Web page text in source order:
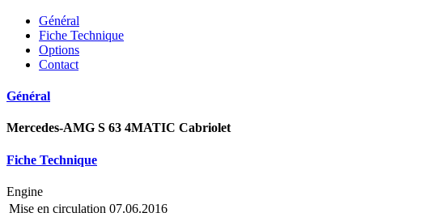
Général
Fiche Technique
Options
Contact
Général
Mercedes-AMG S 63 4MATIC Cabriolet
Fiche Technique
Engine
Mise en circulation 07.06.2016